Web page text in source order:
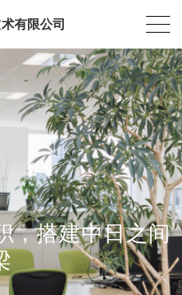
有限公司
，搭建中日之间